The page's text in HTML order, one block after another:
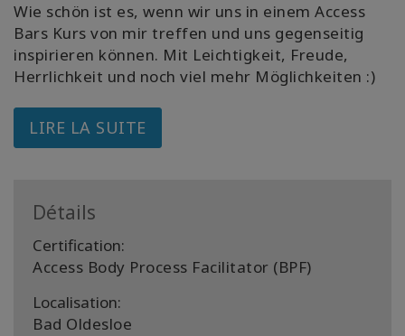
Wie schön ist es, wenn wir uns in einem Access
Bars Kurs von mir treffen und uns gegenseitig
inspirieren können. Mit Leichtigkeit, Freude,
Herrlichkeit und noch viel mehr Möglichkeiten :)
LIRE LA SUITE
Détails
Certification:
Access Body Process Facilitator (BPF)
Localisation:
Bad Oldesloe